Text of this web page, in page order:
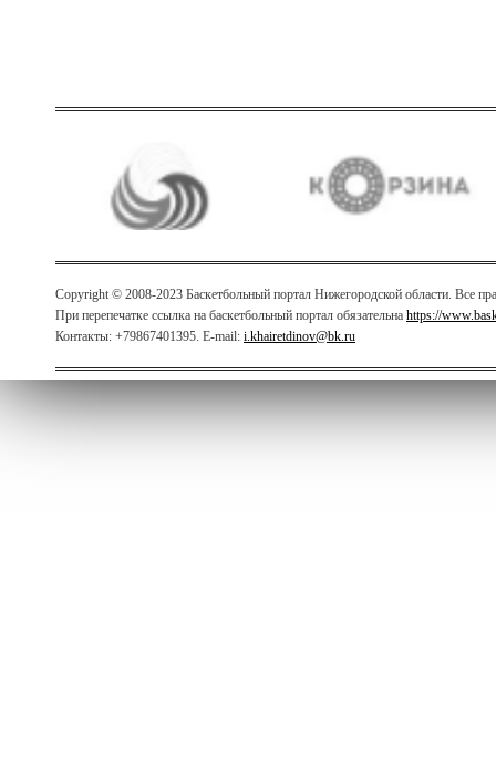
Copyright © 2008-2023 Баскетбольный портал Нижегородской области. Все
При перепечатке ссылка на баскетбольный портал обязательна https://
Контакты: +79867401395. E-mail: i.khairetdinov@bk.ru